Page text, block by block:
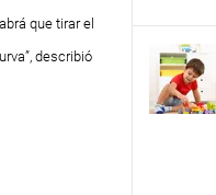
que tirar el
describió